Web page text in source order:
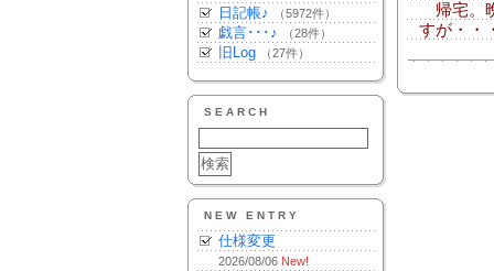
日記帳♪ （5972件）
戯言･･･♪ （28件）
旧Log （27件）
SEARCH
NEW ENTRY
仕様変更
2026/08/06 New!
帰宅。
すが・・